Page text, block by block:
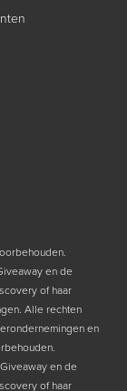
en de
of haar
Alle rechten
en
en de
of haar